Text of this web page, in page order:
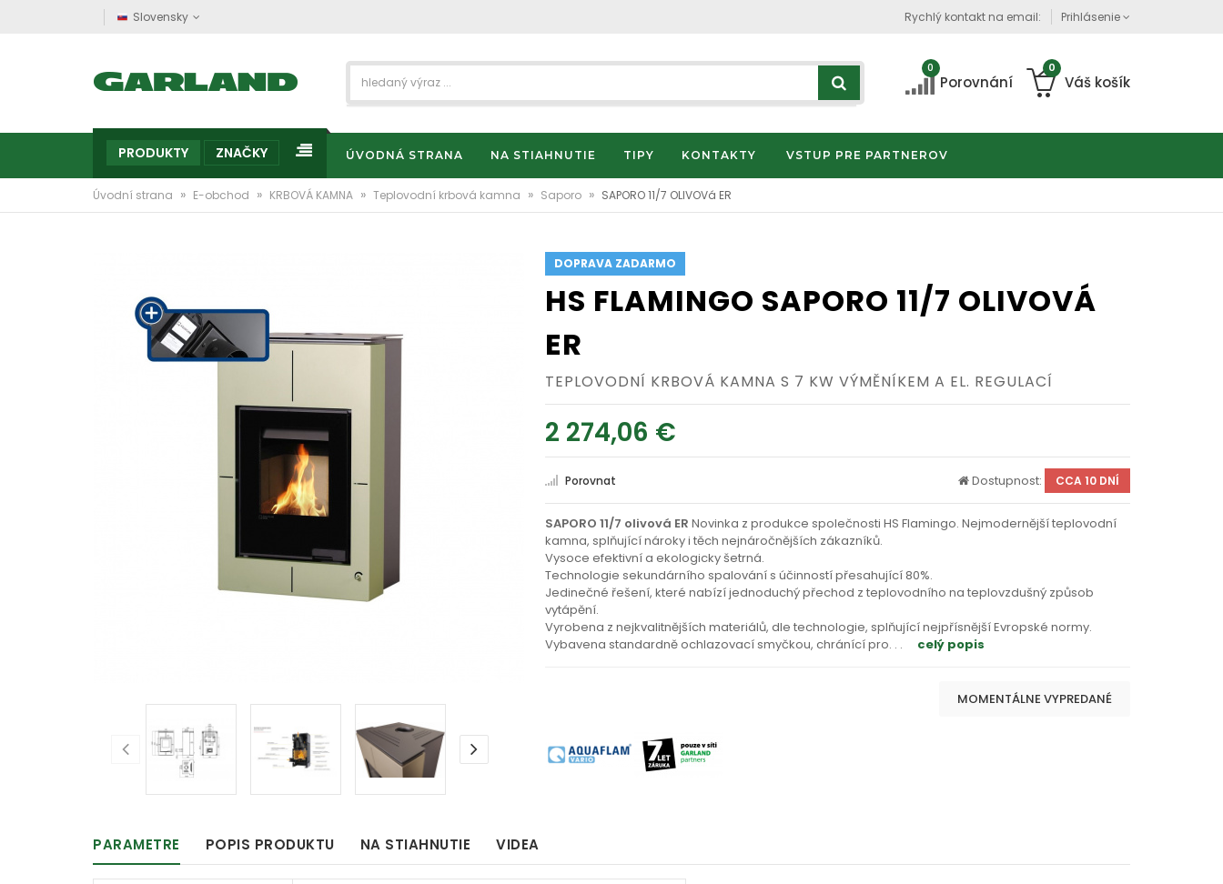
Slovensky Rychlý kontakt na email: Prihlásenie
0
Porovnání
0
Váš košík
PRODUKTY ZNAČKY ÚVODNÁ STRANA NA STIAHNUTIE TIPY KONTAKTY VSTUP PRE PARTNEROV
Úvodní strana » E-obchod » KRBOVÁ KAMNA » Teplovodní krbová kamna » Saporo » SAPORO 11/7 OLIVOVá ER
DOPRAVA ZADARMO
HS FLAMINGO SAPORO 11/7 OLIVOVÁ
ER
TEPLOVODNÍ KRBOVÁ KAMNA S 7 KW VÝMĚNÍKEM A EL. REGULACÍ
2 274,06 €
Porovnat Dostupnost: CCA 10 DNÍ
SAPORO 11/7 olivová ER Novinka z produkce společnosti HS Flamingo. Nejmodernější teplovodní
kamna, splňující nároky i těch nejnáročnějších zákazníků.
Vysoce efektivní a ekologicky šetrná.
Technologie sekundárního spalování s účinností přesahující 80%.
Jedinečné řešení, které nabízí jednoduchý přechod z teplovodního na teplovzdušný způsob
vytápění.
Vyrobena z nejkvalitnějších materiálů, dle technologie, splňující nejpřísnější Evropské normy.
Vybavena standardně ochlazovací smyčkou, chránící pro. . . celý popis
MOMENTÁLNE VYPREDANÉ
PARAMETRE POPIS PRODUKTU NA STIAHNUTIE VIDEA